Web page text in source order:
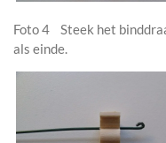
Foto 4 Steek het
als einde.